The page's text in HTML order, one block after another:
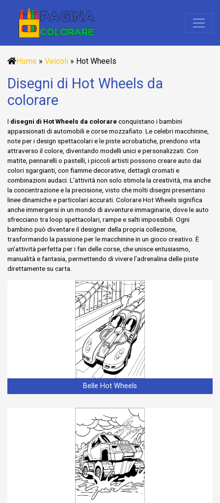
Home » Veicoli » Hot Wheels
Disegni di Hot Wheels da
colorare
I disegni di Hot Wheels da colorareconquistano i bambini
appassionati di automobili e corse mozzafiato. Le celebri macchinine,
note per i design spettacolari e le piste acrobatiche, prendono vita
attraverso il colore, diventando modelli unici e personalizzati. Con
matite, pennarelli o pastelli, i piccoli artisti possono creare auto dai
colori sgargianti, con fiamme decorative, dettagli cromati e
combinazioni audaci. L’attività non solo stimola la creatività, ma anche
la concentrazione e la precisione, visto che molti disegni presentano
linee dinamiche e particolari accurati. Colorare Hot Wheels significa
anche immergersi in un mondo di avventure immaginarie, dove le auto
sfrecciano tra loop spettacolari, rampe e salti impossibili. Ogni
bambino può diventare il designer della propria collezione,
trasformando la passione per le macchinine in un gioco creativo. È
un’attività perfetta per i fan delle corse, che unisce entusiasmo,
manualità e fantasia, permettendo di vivere l’adrenalina delle piste
direttamente su carta.
Belle Hot Wheels